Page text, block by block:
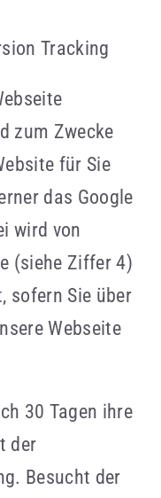
Tracking
zum Zwecke
für Sie
das Google
wird von
(siehe Ziffer 4)
sofern Sie über
Webseite
30 Tagen ihre
der
Besucht der